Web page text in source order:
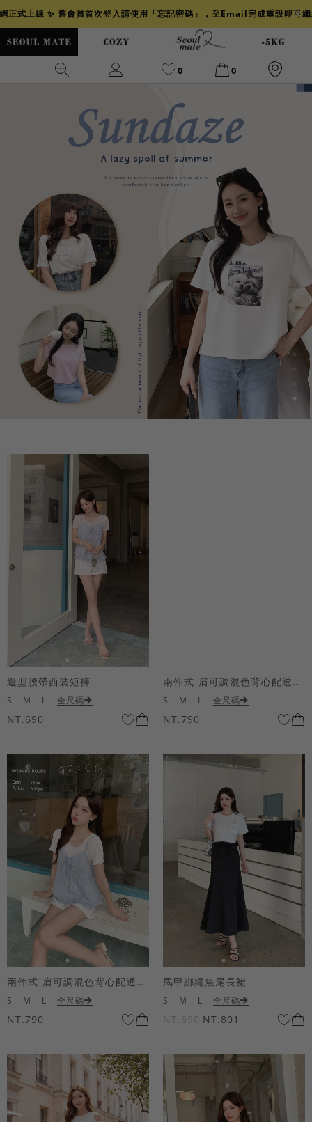
正式上線 ✨ 舊會員首次登入請使用「忘記密碼」，至Email完成重設即可
0 0
背心
透膚 小香 牛仔
襯衫 褲裙 冰感
涼感
造型腰帶西裝短褲
S M L 全尺碼
NT.690
兩件式-肩可調混色背心配透膚短袖上衣
S M L 全尺碼
NT.790
兩件式-肩可調混色背心配透膚短袖上衣
S M L 全尺碼
NT.790
馬甲綁繩魚尾長裙
S M L 全尺碼
NT.890 NT.801